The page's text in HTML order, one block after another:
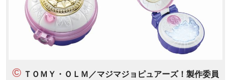
©ＴＯＭＹ・ＯＬＭ／マジマジョピュアーズ！製作委員